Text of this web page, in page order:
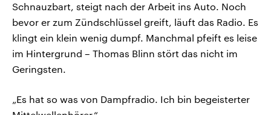
Schnauzbart, steigt nach der Arbeit ins Auto. Noch
bevor er zum Zündschlüssel greift, läuft das Radio. Es
klingt ein klein wenig dumpf. Manchmal pfeift es leise
im Hintergrund – Thomas Blinn stört das nicht im
Geringsten.
„Es hat so was von Dampfradio. Ich bin begeisterter